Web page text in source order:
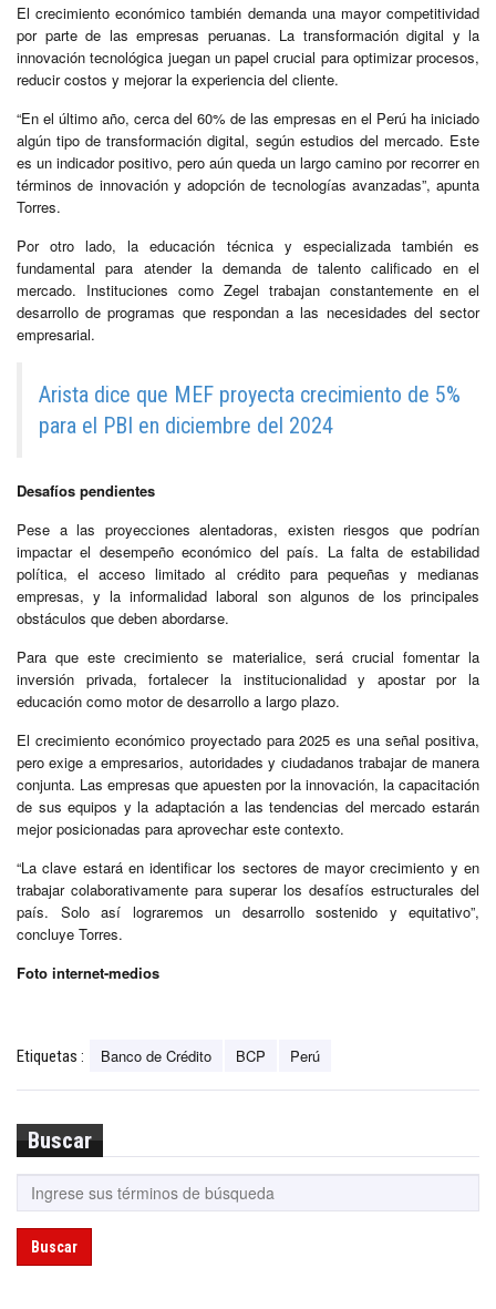
El crecimiento económico también demanda una mayor competitividad
por parte de las empresas peruanas. La transformación digital y la
innovación tecnológica juegan un papel crucial para optimizar procesos,
reducir costos y mejorar la experiencia del cliente.
“En el último año, cerca del 60% de las empresas en el Perú ha iniciado
algún tipo de transformación digital, según estudios del mercado. Este
es un indicador positivo, pero aún queda un largo camino por recorrer en
términos de innovación y adopción de tecnologías avanzadas”, apunta
Torres.
Por otro lado, la educación técnica y especializada también es
fundamental para atender la demanda de talento calificado en el
mercado. Instituciones como Zegel trabajan constantemente en el
desarrollo de programas que respondan a las necesidades del sector
empresarial.
Arista dice que MEF proyecta crecimiento de 5%
para el PBI en diciembre del 2024
Desafíos pendientes
Pese a las proyecciones alentadoras, existen riesgos que podrían
impactar el desempeño económico del país. La falta de estabilidad
política, el acceso limitado al crédito para pequeñas y medianas
empresas, y la informalidad laboral son algunos de los principales
obstáculos que deben abordarse.
Para que este crecimiento se materialice, será crucial fomentar la
inversión privada, fortalecer la institucionalidad y apostar por la
educación como motor de desarrollo a largo plazo.
El crecimiento económico proyectado para 2025 es una señal positiva,
pero exige a empresarios, autoridades y ciudadanos trabajar de manera
conjunta. Las empresas que apuesten por la innovación, la capacitación
de sus equipos y la adaptación a las tendencias del mercado estarán
mejor posicionadas para aprovechar este contexto.
“La clave estará en identificar los sectores de mayor crecimiento y en
trabajar colaborativamente para superar los desafíos estructurales del
país. Solo así lograremos un desarrollo sostenido y equitativo”,
concluye Torres.
Foto internet-medios
Etiquetas : Banco de Crédito BCP Perú
Buscar
Buscar